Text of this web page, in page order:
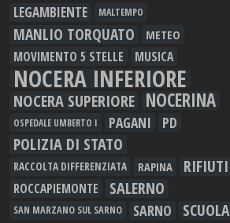
LEGAMBIENTE MALTEMPO
MANLIO TORQUATO METEO
MOVIMENTO 5 STELLE MUSICA
NOCERA INFERIORE
NOCERA SUPERIORE NOCERINA
OSPEDALE UMBERTO I PAGANI PD
POLIZIA DI STATO
RACCOLTA DIFFERENZIATA RAPINA RIFIUTI
ROCCAPIEMONTE SALERNO
SAN MARZANO SUL SARNO SARNO SCUOLA